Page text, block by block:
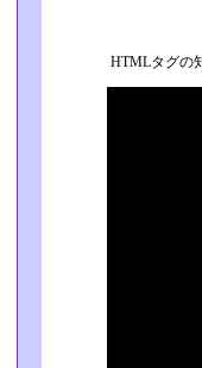
HTMLタグの